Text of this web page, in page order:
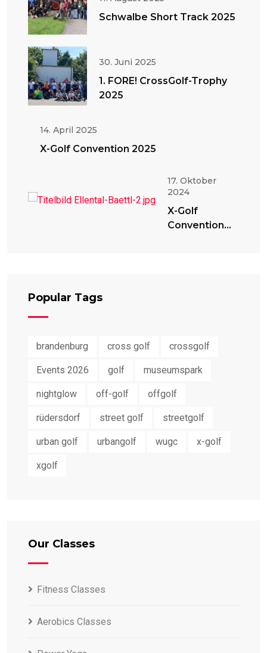
Schwalbe Short Track 2025
30. Juni 2025
1. FORE! CrossGolf-Trophy
2025
14. April 2025
X-Golf Convention 2025
17. Oktober
2024
X-Golf
Convention
Popular Tags
brandenburg cross golf crossgolf
Events 2026 golf museumspark
nightglow off-golf offgolf
rüdersdorf street golf streetgolf
urban golf urbangolf wugc x-golf
xgolf
Our Classes
Fitness Classes
Aerobics Classes